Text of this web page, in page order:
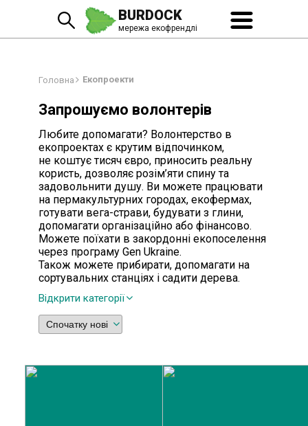
BURDOCK
мережа екофрендлі
Головна Екопроекти
Запрошуємо волонтерів
Любите допомагати? Волонтерство в
екопроектах є крутим відпочинком,
не коштує тисяч євро, приносить реальну
користь, дозволяє розім’яти спину та
задовольнити душу. Ви можете працювати
на пермакультурних городах, екофермах,
готувати вега-страви, будувати з глини,
допомагати організаційно або фінансово.
Можете поїхати в закордонні екопоселення
через програму Gen Ukraine.
Також можете прибирати, допомагати на
сортувальних станціях і садити дерева.
Відкрити категорії